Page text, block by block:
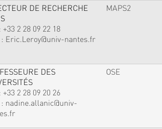
DE RECHERCHE
+33 2 28 09 22 18
Eric.Leroy@univ-nantes.fr
MAPS2
DES
+33 2 28 09 20 26
nadine.allanic@univ-
OSE